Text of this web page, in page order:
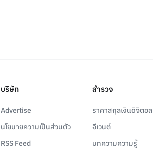
บริษัท
Advertise
นโยบายความเป็นส่วนตัว
RSS Feed
สำรวจ
ราคาสกุลเงินดิจิตอล
อีเวนต์
บทความความรู้